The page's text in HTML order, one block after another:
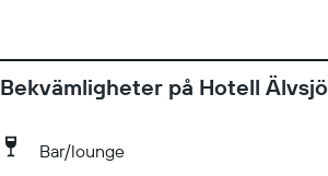
Bekvämligheter på Hotell Älvsjö
Bar/lounge